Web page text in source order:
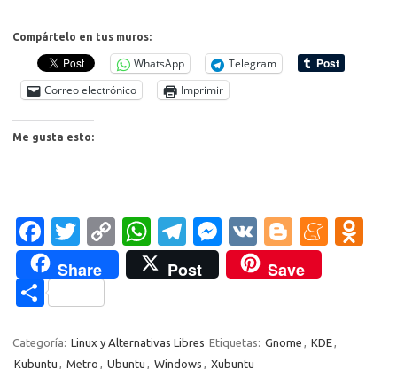
Compártelo en tus muros:
WhatsApp
Telegram
Correo electrónico
Imprimir
Me gusta esto:
Fa
c
e
b
o
T
w
it
te
r
C
o
p
Li
W
h
at
A
T
el
e
a
M
es
se
g
V
K
Bl
o
g
er
M
a
Share Post Save
C
m
Categoría: Linux y Alternativas Libres Etiquetas: Gnome , KDE,
Kubuntu , Metro , Ubuntu , Windows , Xubuntu